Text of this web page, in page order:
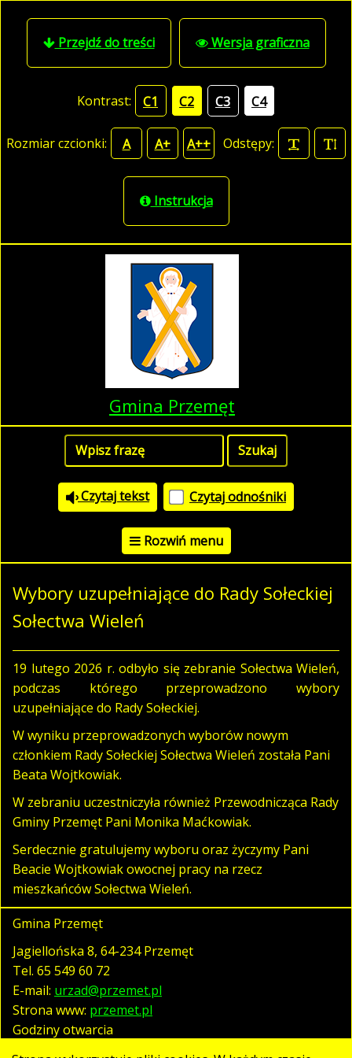
Przejdź do treści Wersja graficzna
Kontrast: C1 C2 C3 C4
Rozmiar czcionki: A A+ A++ Odstępy:
Instrukcja
Gmina Przemęt
Czytaj tekst Czytaj odnośniki
Rozwiń menu
Wybory uzupełniające do Rady Sołeckiej
Sołectwa Wieleń
19 lutego 2026 r. odbyło się zebranie Sołectwa Wieleń,
podczas którego przeprowadzono wybory
uzupełniające do Rady Sołeckiej.
W wyniku przeprowadzonych wyborów nowym
członkiem Rady Sołeckiej Sołectwa Wieleń została Pani
Beata Wojtkowiak.
W zebraniu uczestniczyła również Przewodnicząca Rady
Gminy Przemęt Pani Monika Maćkowiak.
Serdecznie gratulujemy wyboru oraz życzymy Pani
Beacie Wojtkowiak owocnej pracy na rzecz
mieszkańców Sołectwa Wieleń.
Gmina Przemęt
Jagiellońska 8, 64-234 Przemęt
Tel. 65 549 60 72
E-mail: urzad@przemet.pl
Strona www: przemet.pl
Godziny otwarcia